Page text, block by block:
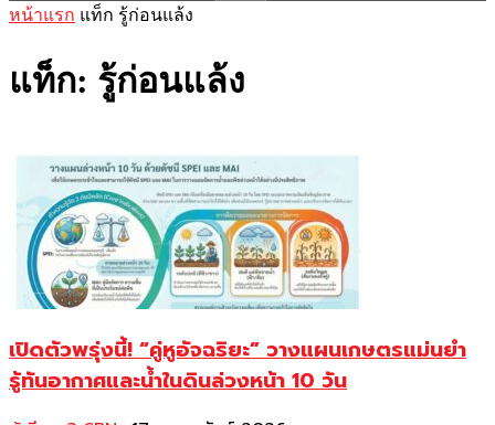
หน้าแรก แท็ก รู้ก่อนแล้ง
แท็ก: รู้ก่อนแล้ง
เปิดตัวพรุ่งนี้! “คู่หูอัจฉริยะ” วางแผนเกษตรแม่นยำ
รู้ทันอากาศและน้ำในดินล่วงหน้า 10 วัน